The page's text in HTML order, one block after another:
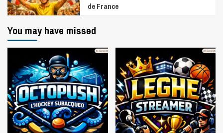
de France
You may have missed